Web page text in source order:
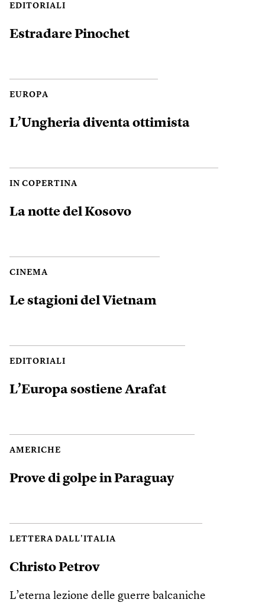
EDITORIALI
Estradare Pinochet
EUROPA
L’Ungheria diventa ottimista
IN COPERTINA
La notte del Kosovo
CINEMA
Le stagioni del Vietnam
EDITORIALI
L’Europa sostiene Arafat
AMERICHE
Prove di golpe in Paraguay
LETTERA DALL'ITALIA
Christo Petrov
L’eterna lezione delle guerre balcaniche